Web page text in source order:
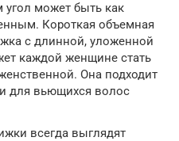
может быть как
Короткая объемная
с длинной, уложенной
каждой женщине стать
Она подходит
для вьющихся волос
всегда выглядят